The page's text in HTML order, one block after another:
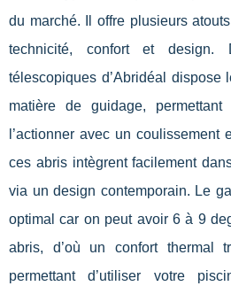
du marché. Il offre plusieurs
technicité, confort et
télescopiques d’Abridéal dispose
matière de guidage,
l’actionner avec un coulissement
ces abris intègrent facilement
via un design contemporain. Le
optimal car on peut avoir 6 à 9
abris, d’où un confort thermal
permettant d’utiliser votre